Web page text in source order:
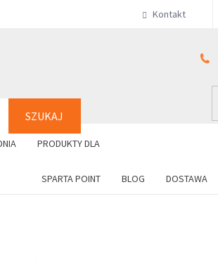
Kontakt
SZUKAJ
PRODUKTY DLA
SPARTA POINT BLOG DOSTAWA
+48 61 815 00 86